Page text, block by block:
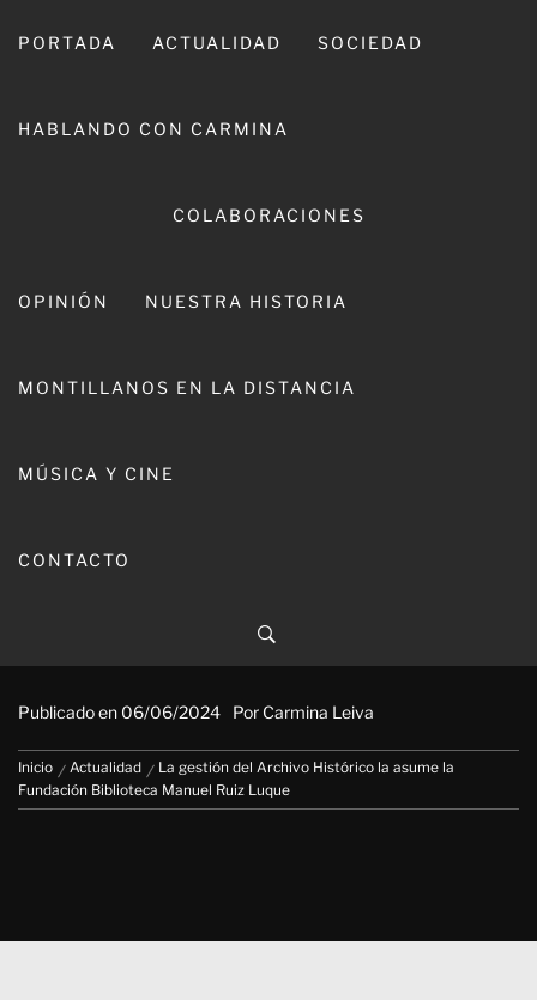
PORTADA ACTUALIDAD SOCIEDAD
HABLANDO CON CARMINA
COLABORACIONES
OPINIÓN NUESTRA HISTORIA
MONTILLANOS EN LA DISTANCIA
MÚSICA Y CINE
CONTACTO
La gestión del Archivo Histórico
Manuel Ruiz Luque
Publicado en 06/06/2024 Por Carmina Leiva
Inicio Actualidad
La gestión del Archivo Histórico la asume la
Fundación Biblioteca Manuel Ruiz Luque